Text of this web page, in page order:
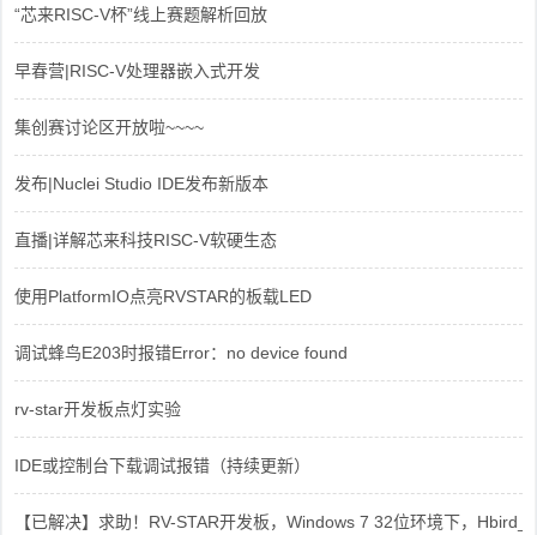
“芯来RISC-V杯”线上赛题解析回放
早春营|RISC-V处理器嵌入式开发
集创赛讨论区开放啦~~~~
发布|Nuclei Studio IDE发布新版本
直播|详解芯来科技RISC-V软硬生态
使用PlatformIO点亮RVSTAR的板载LED
调试蜂鸟E203时报错Error：no device found
rv-star开发板点灯实验
IDE或控制台下载调试报错（持续更新）
【已解决】求助！RV-STAR开发板，Windows 7 32位环境下，